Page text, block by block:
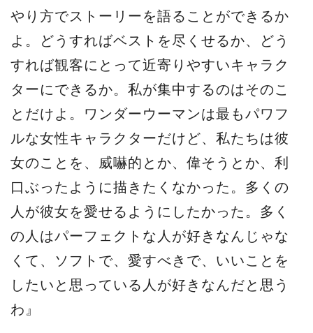
やり方でストーリーを語ることができるか
よ。どうすればベストを尽くせるか、どう
すれば観客にとって近寄りやすいキャラク
ターにできるか。私が集中するのはそのこ
とだけよ。ワンダーウーマンは最もパワフ
ルな女性キャラクターだけど、私たちは彼
女のことを、威嚇的とか、偉そうとか、利
口ぶったように描きたくなかった。多くの
人が彼女を愛せるようにしたかった。多く
の人はパーフェクトな人が好きなんじゃな
くて、ソフトで、愛すべきで、いいことを
したいと思っている人が好きなんだと思う
わ』